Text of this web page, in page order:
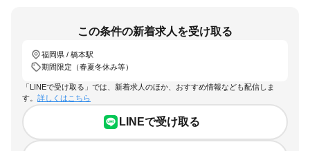
この条件の新着求人を受け取る
福岡県 / 橋本駅
期間限定（春夏冬休み等）
「LINEで受け取る」では、新着求人のほか、おすすめ情報なども配信しま
す。 詳しくはこちら
LINEで受け取る